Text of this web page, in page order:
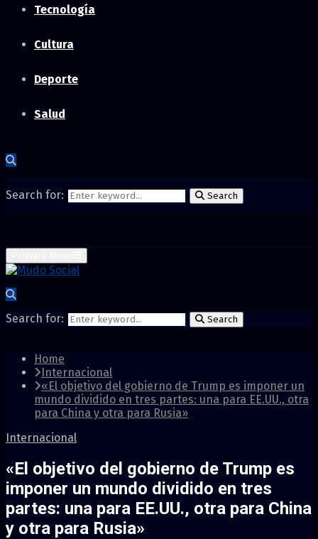
Tecnología
Cultura
Deporte
Salud
Search for: Search
Search for: Search
Home
Internacional
«El objetivo del gobierno de Trump es imponer un
mundo dividido en tres partes: una para EE.UU., otra
para China y otra para Rusia»
Internacional
«El objetivo del gobierno de Trump es
imponer un mundo dividido en tres
partes: una para EE.UU., otra para China
y otra para Rusia»